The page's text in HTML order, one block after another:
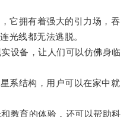
拥有着强大的引力场，吞
光线都无法逃脱。
备，让人们可以仿佛身临
结构，用户可以在家中就
育的体验，还可以帮助科